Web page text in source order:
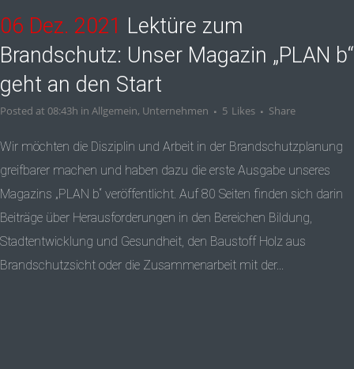
06 Dez. 2021 Lektüre zum
Brandschutz: Unser Magazin „PLAN b“
geht an den Start
Posted at 08:43h in Allgemein, Unternehmen 5 Likes Share
Wir möchten die Disziplin und Arbeit in der Brandschutzplanung
greifbarer machen und haben dazu die erste Ausgabe unseres
Magazins „PLAN b“ veröffentlicht. Auf 80 Seiten finden sich darin
Beiträge über Herausforderungen in den Bereichen Bildung,
Stadtentwicklung und Gesundheit, den Baustoff Holz aus
Brandschutzsicht oder die Zusammenarbeit mit der...